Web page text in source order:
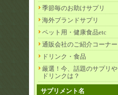
季節毎のお助けサプリ
海外ブランドサプリ
ペット用・健康食品etc
通販会社のご紹介コーナー
ドリンク・食品
厳選！今、話題のサプリや
ドリンクは？
サプリメント名